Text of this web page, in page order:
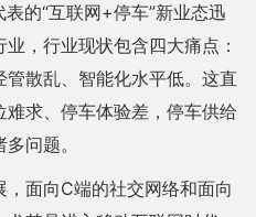
的“互联网+停车”新业态迅
，行业现状包含四大痛点：
散乱、智能化水平低。这直
求、停车体验差，停车供给
问题。
面向C端的社交网络和面向